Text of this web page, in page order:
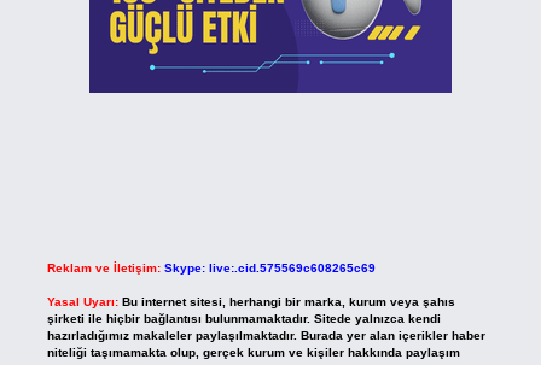
Reklam ve İletişim: Skype: live:.cid.575569c608265c69
Yasal Uyarı: Bu internet sitesi, herhangi bir marka, kurum veya şahıs
şirketi ile hiçbir bağlantısı bulunmamaktadır. Sitede yalnızca kendi
hazırladığımız makaleler paylaşılmaktadır. Burada yer alan içerikler haber
niteliği taşımamakta olup, gerçek kurum ve kişiler hakkında paylaşım